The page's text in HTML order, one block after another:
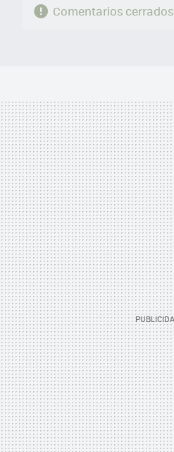
Comentarios cerrados